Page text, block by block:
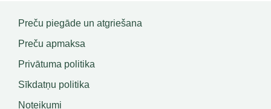
Preču piegāde un atgriešana
Preču apmaksa
Privātuma politika
Sīkdatņu politika
Noteikumi